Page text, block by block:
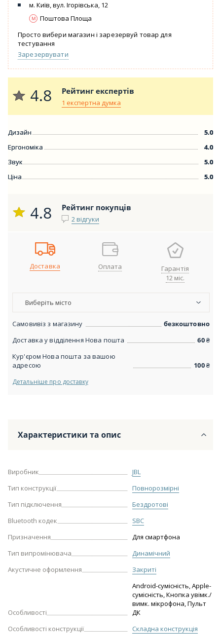
м. Київ, вул. Ігорівська, 12
Поштова Площа
Просто вибери магазин і зарезервуй товар для
тестування
Зарезервувати
4.8 Рейтинг експертів
1 експертна думка
Дизайн
5.0
Ергономіка
4.0
Звук
5.0
Ціна
5.0
4.8 Рейтинг покупців
2 відгуки
Доставка Оплата
Гарантія
12 міс.
Виберіть місто
Самовивіз з магазину
безкоштовно
Доставка у відділення Нова пошта
60₴
Кур'єром Нова пошта за вашою
адресою
100₴
Детальніше про доставку
Характеристики та опис
Виробник
JBL
Тип конструкції
Повнорозмірні
Тип підключення
Бездротові
Bluetooth кодек
SBC
Призначення
Для смартфона
Тип випромінювача
Динамічний
Акустичне оформлення
Закриті
Особливості
Android-сумісність, Apple-
сумісність, Кнопка увімк./
вимк. мікрофона, Пульт
ДК
Особливості конструкції
Складна конструкція